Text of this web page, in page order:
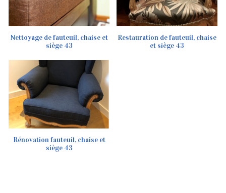
Nettoyage de fauteuil, chaise et
siège 43
Restauration de fauteuil, chaise
et siège 43
Rénovation fauteuil, chaise et
siège 43